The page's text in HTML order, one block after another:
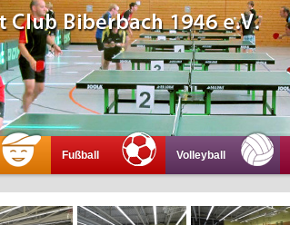
Fußball Volleyball